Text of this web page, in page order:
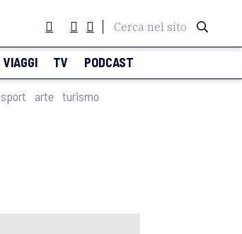
Cerca nel sito
VIAGGI TV PODCAST
sport arte turismo